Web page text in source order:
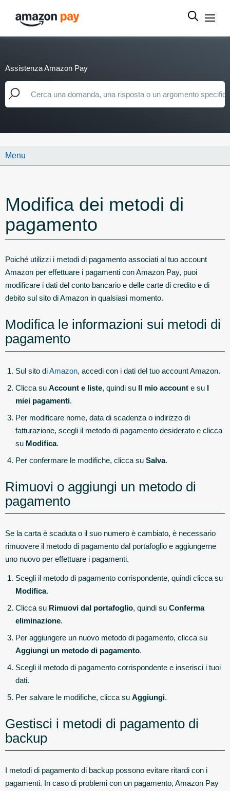
Assistenza Amazon Pay
Menu
Modifica dei metodi di
pagamento
Poiché utilizzi i metodi di pagamento associati al tuo account
Amazon per effettuare i pagamenti con Amazon Pay, puoi
modificare i dati del conto bancario e delle carte di credito e di
debito sul sito di Amazon in qualsiasi momento.
Modifica le informazioni sui metodi di
pagamento
Sul sito diAmazon, accedi con i dati del tuo account Amazon.
Clicca su Account e liste, quindi su Il mio account e su I
miei pagamenti.
Per modificare nome, data di scadenza o indirizzo di
fatturazione, scegli il metodo di pagamento desiderato e clicca
su Modifica.
Per confermare le modifiche, clicca su Salva.
Rimuovi o aggiungi un metodo di
pagamento
Se la carta è scaduta o il suo numero è cambiato, è necessario
rimuovere il metodo di pagamento dal portafoglio e aggiungerne
uno nuovo per effettuare i pagamenti.
Scegli il metodo di pagamento corrispondente, quindi clicca su
Modifica.
Clicca su Rimuovi dal portafoglio, quindi su Conferma
eliminazione.
Per aggiungere un nuovo metodo di pagamento, clicca su
Aggiungi un metodo di pagamento.
Scegli il metodo di pagamento corrispondente e inserisci i tuoi
dati.
Per salvare le modifiche, clicca su Aggiungi.
Gestisci i metodi di pagamento di
backup
I metodi di pagamento di backup possono evitare ritardi con i
pagamenti. In caso di problemi con un pagamento, Amazon Pay